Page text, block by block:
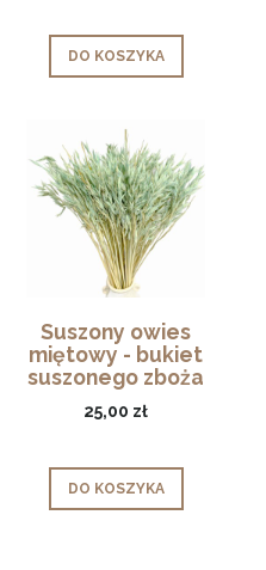
DO KOSZYKA
Suszony owies
miętowy - bukiet
suszonego zboża
50szt.
25,00 zł
DO KOSZYKA